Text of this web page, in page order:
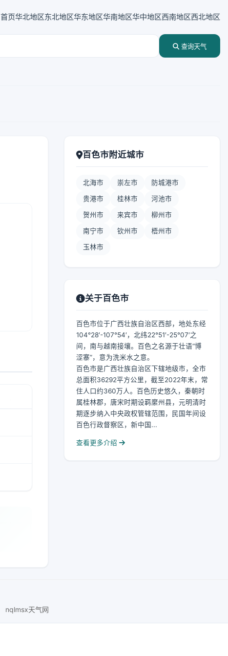
首页华北地区东北地区华东地区华南地区华中地区西南地区西北地区
查询天气
百色市附近城市
北海市 崇左市 防城港市
贵港市 桂林市 河池市
贺州市 来宾市 柳州市
南宁市 钦州市 梧州市
玉林市
关于百色市
百色市位于广西壮族自治区西部，地处东经
104°28′-107°54′，北纬22°51′-25°07′之
间，南与越南接壤。百色之名源于壮语“博
涩寨”，意为洗米水之意。
百色市是广西壮族自治区下辖地级市，全市
总面积36292平方公里，截至2022年末，常
住人口约360万人。百色历史悠久，秦朝时
属桂林郡，唐宋时期设羁縻州县，元明清时
期逐步纳入中央政权管辖范围，民国年间设
百色行政督察区，新中国...
查看更多介绍
nqlmsx天气网